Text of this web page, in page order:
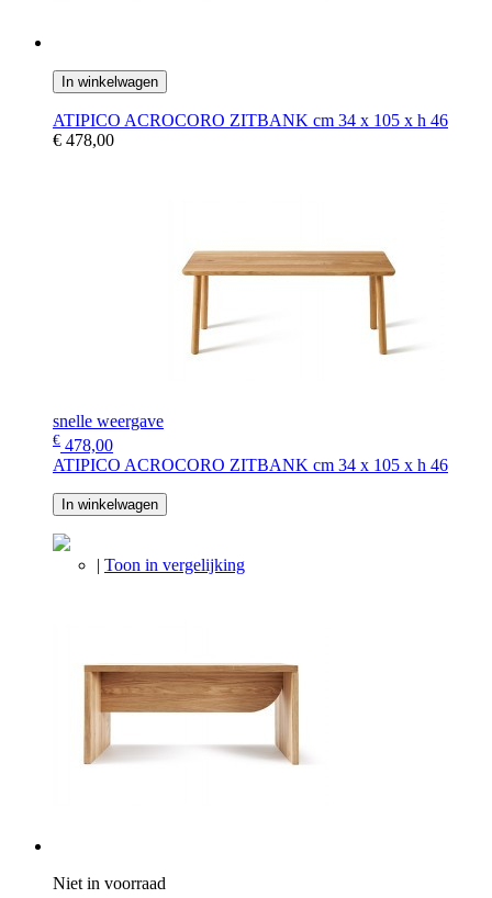
In winkelwagen
ATIPICO ACROCORO ZITBANK cm 34 x 105 x h 46
€ 478,00
snelle weergave
€ 478,00
ATIPICO ACROCORO ZITBANK cm 34 x 105 x h 46
In winkelwagen
| Toon in vergelijking
Niet in voorraad